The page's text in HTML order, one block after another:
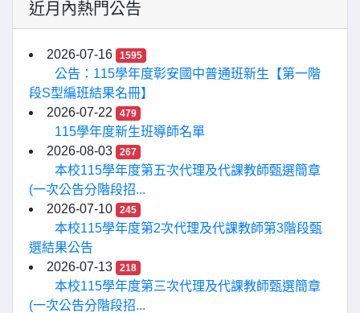
近月內熱門公告
2026-07-16 1595
公告：115學年度彰安國中普通班新生【第一階
段S型編班結果名冊】
2026-07-22
479
115學年度新生班導師名單
2026-08-03
267
本校115學年度第五次代理及代課教師甄選簡章
(一次公告分階段招...
2026-07-10
245
本校115學年度第2次代理及代課教師第3階段甄
選結果公告
2026-07-13
218
本校115學年度第三次代理及代課教師甄選簡章
(一次公告分階段招...